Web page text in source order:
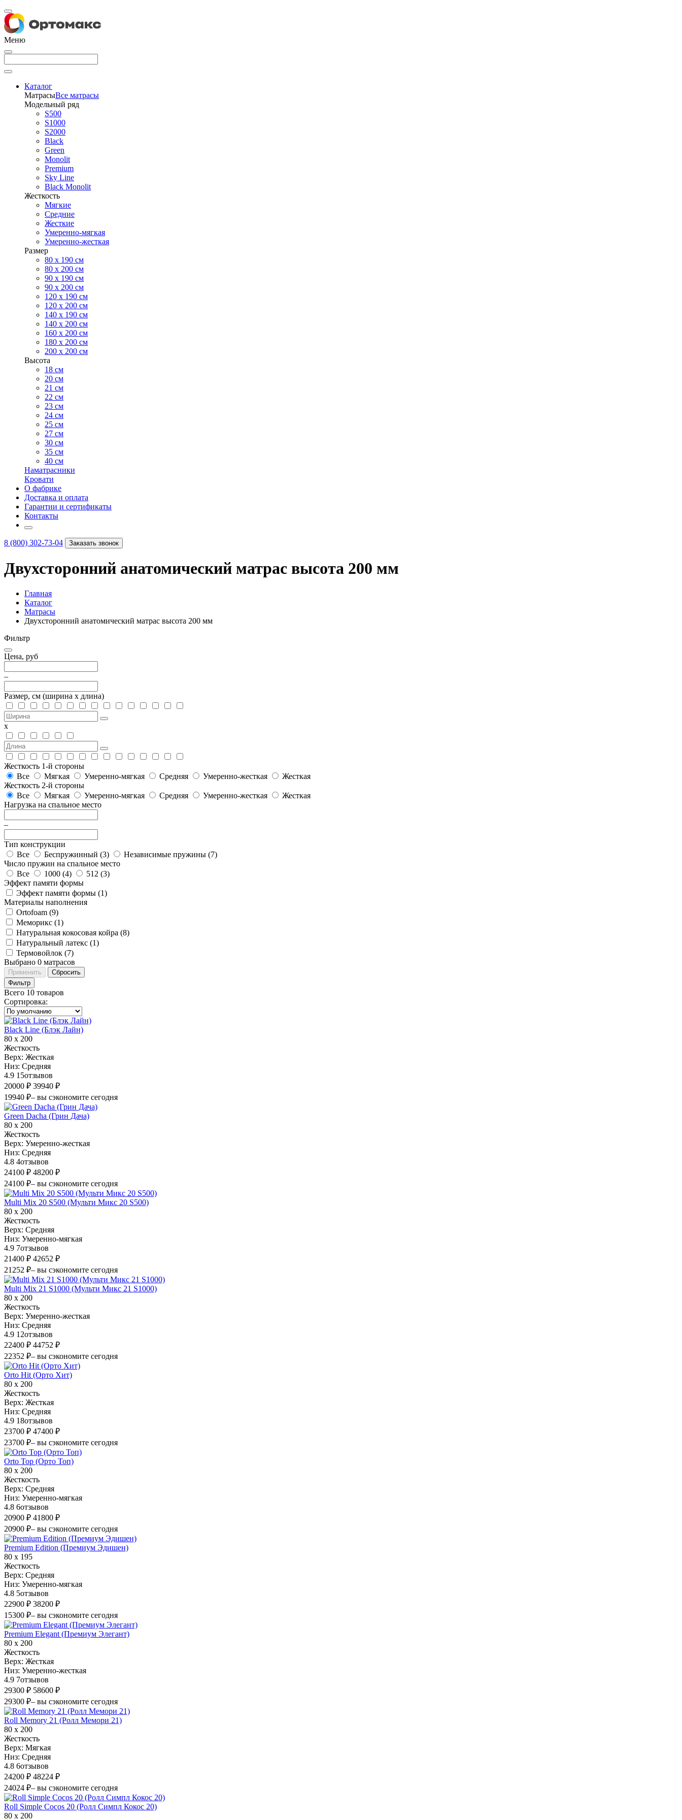
Меню
Каталог
МатрасыВсе матрасы
Модельный ряд
S500
S1000
S2000
Black
Green
Monolit
Premium
Sky Line
Black Monolit
Жесткость
Мягкие
Средние
Жесткие
Умеренно-мягкая
Умеренно-жесткая
Размер
80 х 190 см
80 х 200 см
90 х 190 см
90 х 200 см
120 х 190 см
120 х 200 см
140 х 190 см
140 х 200 см
160 х 200 см
180 х 200 см
200 х 200 см
Высота
18 см
20 см
21 см
22 см
23 см
24 см
25 см
27 см
30 см
35 см
40 см
Наматрасники
Кровати
О фабрике
Доставка и оплата
Гарантии и сертификаты
Контакты
8 (800) 302-73-04 Заказать звонок
Двухсторонний анатомический матрас высота 200 мм
Главная
Каталог
Матрасы
Двухсторонний анатомический матрас высота 200 мм
Фильтр
Цена, руб
–
Размер, см (ширина х длина)
х
Жесткость 1-й стороны
Все
Мягкая Умеренно-мягкая Средняя Умеренно-жесткая
Жесткая
Жесткость 2-й стороны
Все
Мягкая Умеренно-мягкая Средняя Умеренно-жесткая
Жесткая
Нагрузка на спальное место
–
Тип конструкции
Все
Беспружинный (3) Независимые пружины (7)
Число пружин на спальное место
Все
1000 (4) 512 (3)
Эффект памяти формы
Эффект памяти формы (1)
Материалы наполнения
Ortofoam (9)
Меморикс (1)
Натуральная кокосовая койра (8)
Натуральный латекс (1)
Термовойлок (7)
Выбрано 0 матрасов
Применить
Сбросить
Фильтр
Всего 10 товаров
Сортировка:
Black Line (Блэк Лайн)
80 х 200
Жесткость
Верх: Жесткая
Низ: Средняя
4.9 15отзывов
20000 ₽ 39940 ₽
19940 ₽– вы сэкономите сегодня
Green Dacha (Грин Дача)
80 х 200
Жесткость
Верх: Умеренно-жесткая
Низ: Средняя
4.8 4отзывов
24100 ₽ 48200 ₽
24100 ₽– вы сэкономите сегодня
Multi Mix 20 S500 (Мульти Микс 20 S500)
80 х 200
Жесткость
Верх: Средняя
Низ: Умеренно-мягкая
4.9 7отзывов
21400 ₽ 42652 ₽
21252 ₽– вы сэкономите сегодня
Multi Mix 21 S1000 (Мульти Микс 21 S1000)
80 х 200
Жесткость
Верх: Умеренно-жесткая
Низ: Средняя
4.9 12отзывов
22400 ₽ 44752 ₽
22352 ₽– вы сэкономите сегодня
Orto Hit (Орто Хит)
80 х 200
Жесткость
Верх: Жесткая
Низ: Средняя
4.9 18отзывов
23700 ₽ 47400 ₽
23700 ₽– вы сэкономите сегодня
Orto Top (Орто Топ)
80 х 200
Жесткость
Верх: Средняя
Низ: Умеренно-мягкая
4.8 6отзывов
20900 ₽ 41800 ₽
20900 ₽– вы сэкономите сегодня
Premium Edition (Премиум Эдишен)
80 х 195
Жесткость
Верх: Средняя
Низ: Умеренно-мягкая
4.8 5отзывов
22900 ₽ 38200 ₽
15300 ₽– вы сэкономите сегодня
Premium Elegant (Премиум Элегант)
80 х 200
Жесткость
Верх: Жесткая
Низ: Умеренно-жесткая
4.9 7отзывов
29300 ₽ 58600 ₽
29300 ₽– вы сэкономите сегодня
Roll Memory 21 (Ролл Мемори 21)
80 х 200
Жесткость
Верх: Мягкая
Низ: Средняя
4.8 6отзывов
24200 ₽ 48224 ₽
24024 ₽– вы сэкономите сегодня
Roll Simple Cocos 20 (Ролл Симпл Кокос 20)
80 х 200